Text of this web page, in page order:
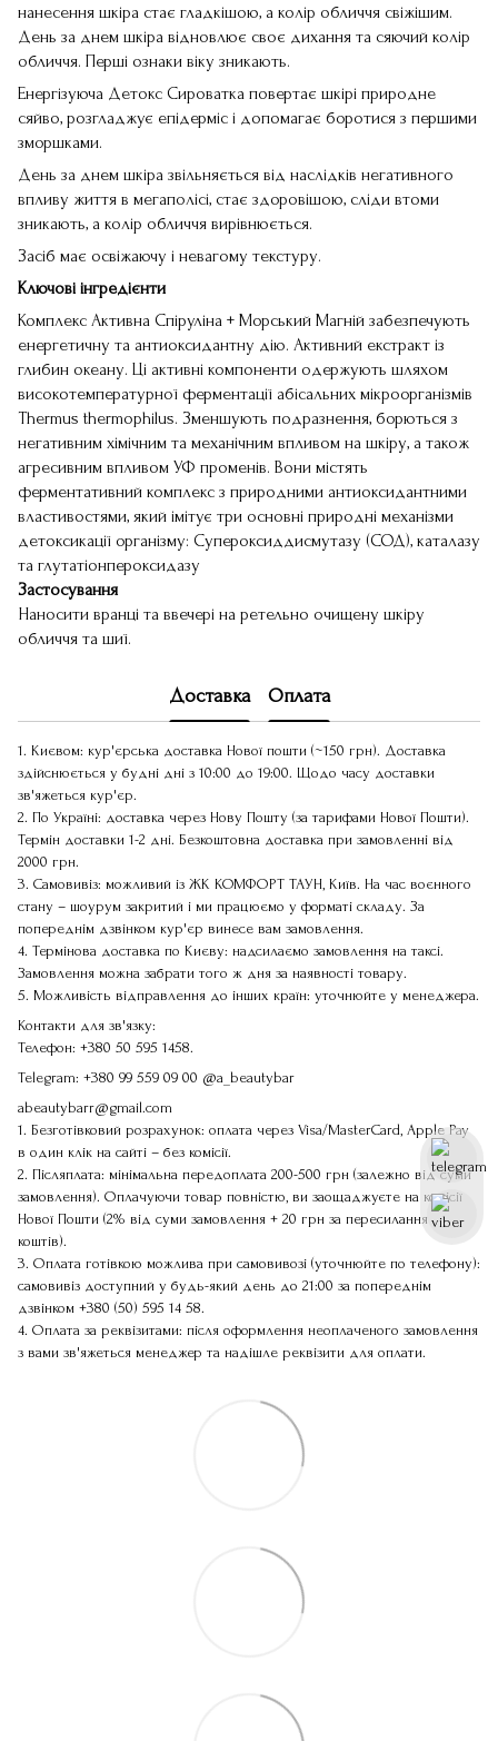
нанесення шкіра стає гладкішою, а колір обличчя свіжішим.
День за днем ​​шкіра відновлює своє дихання та сяючий колір
обличчя. Перші ознаки віку зникають.
Енергізуюча Детокс Сироватка повертає шкірі природне
сяйво, розгладжує епідерміс і допомагає боротися з першими
зморшками.
День за днем ​​шкіра звільняється від наслідків негативного
впливу життя в мегаполісі, стає здоровішою, сліди втоми
зникають, а колір обличчя вирівнюється.
Засіб має освіжаючу і невагому текстуру.
Ключові інгредієнти
Комплекс Активна Спіруліна + Морський Магній забезпечують
енергетичну та антиоксидантну дію. Активний екстракт із
глибин океану. Ці активні компоненти одержують шляхом
високотемпературної ферментації абісальних мікроорганізмів
Thermus thermophilus. Зменшують подразнення, борються з
негативним хімічним та механічним впливом на шкіру, а також
агресивним впливом УФ променів. Вони містять
ферментативний комплекс з природними антиоксидантними
властивостями, який імітує три основні природні механізми
детоксикації організму: Супероксиддисмутазу (СОД), каталазу
та глутатіонпероксидазу
Застосування
Наносити вранці та ввечері на ретельно очищену шкіру
обличчя та шиї.
Доставка Оплата
1. Києвом: кур'єрська доставка Нової пошти (~150 грн). Доставка
здійснюється у будні дні з 10:00 до 19:00. Щодо часу доставки
зв'яжеться кур'єр.
2. По Україні: доставка через Нову Пошту (за тарифами Нової Пошти).
Термін доставки 1-2 дні. Безкоштовна доставка при замовленні від
2000 грн.
3. Самовивіз: можливий із ЖК КОМФОРТ ТАУН, Київ. На час воєнного
стану – шоурум закритий і ми працюємо у форматі складу. За
попереднім дзвінком кур'єр винесе вам замовлення.
4. Термінова доставка по Києву: надсилаємо замовлення на таксі.
Замовлення можна забрати того ж дня за наявності товару.
5. Можливість відправлення до інших країн: уточнюйте у менеджера.
Контакти для зв'язку:
Телефон: +380 50 595 1458.
Telegram: +380 99 559 09 00 @a_beautybar
abeautybarr@gmail.com
1. Безготівковий розрахунок: оплата через Visa/MasterCard, Apple Pay
в один клік на сайті – без комісії.
2. Післяплата: мінімальна передоплата 200-500 грн (залежно від суми
замовлення). Оплачуючи товар повністю, ви заощаджуєте на комісії
Нової Пошти (2% від суми замовлення + 20 грн за пересилання
коштів).
3. Оплата готівкою можлива при самовивозі (уточнюйте по телефону):
самовивіз доступний у будь-який день до 21:00 за попереднім
дзвінком +380 (50) 595 14 58.
4. Оплата за реквізитами: після оформлення неоплаченого замовлення
з вами зв'яжеться менеджер та надішле реквізити для оплати.